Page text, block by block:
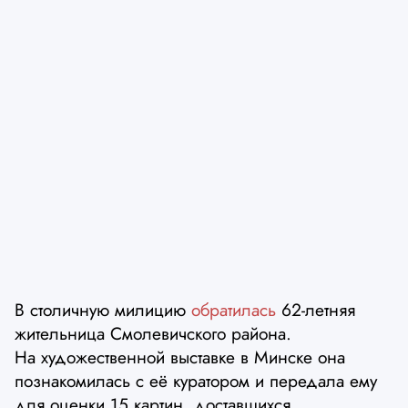
В столичную милицию обратилась 62-летняя
жительница Смолевичского района.
На художественной выставке в Минске она
познакомилась с её куратором и передала ему